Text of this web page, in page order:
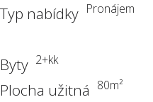
Typ nabídky Pronájem
Byty 2+kk
Plocha užitná m²
80